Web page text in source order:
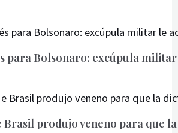
para Bolsonaro: excúpula
produjo veneno para que